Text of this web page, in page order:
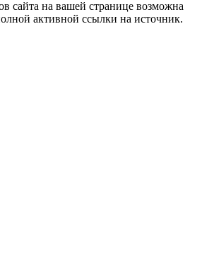
сайта на вашей странице возможна
активной ссылки на источник.